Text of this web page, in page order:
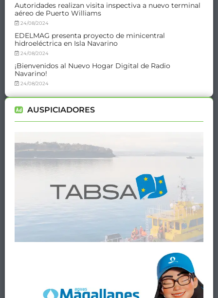
Autoridades realizan visita inspectiva a nuevo terminal
aéreo de Puerto Williams
24/08/2024
EDELMAG presenta proyecto de minicentral
hidroeléctrica en Isla Navarino
24/08/2024
¡Bienvenidos al Nuevo Hogar Digital de Radio
Navarino!
24/08/2024
AUSPICIADORES